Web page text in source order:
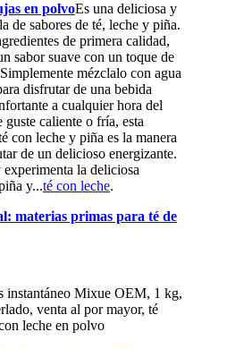
en polvoEs una deliciosa y
de sabores de té, leche y piña.
de primera calidad,
sabor suave con un toque de
mézclalo con agua
disfrutar de una bebida
a cualquier hora del
guste caliente o fría, esta
con leche y piña es la manera
de un delicioso energizante.
la deliciosa
y...té con leche.
materias primas para té de